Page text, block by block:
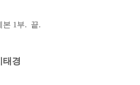
본 1 부. 끝.
태경